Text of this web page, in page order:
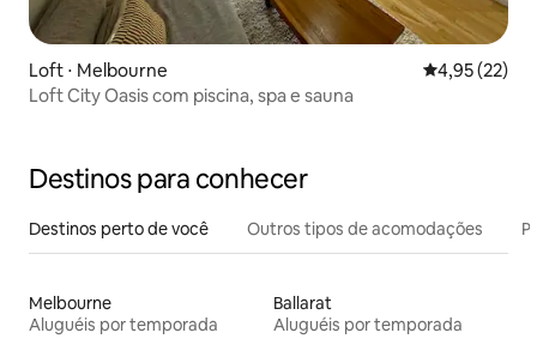
Loft ⋅ Melbourne 4,95 de uma
4,95 (22)
Loft City Oasis com piscina, spa e sauna
Destinos para conhecer
Destinos perto de você Outros tipos de acomodações
Melbourne
Aluguéis por temporada
Ballarat
Aluguéis por temporada